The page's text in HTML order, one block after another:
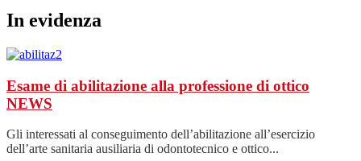
In evidenza
Esame di abilitazione alla professione di ottico
NEWS
Gli interessati al conseguimento dell’abilitazione all’esercizio
dell’arte sanitaria ausiliaria di odontotecnico e ottico...